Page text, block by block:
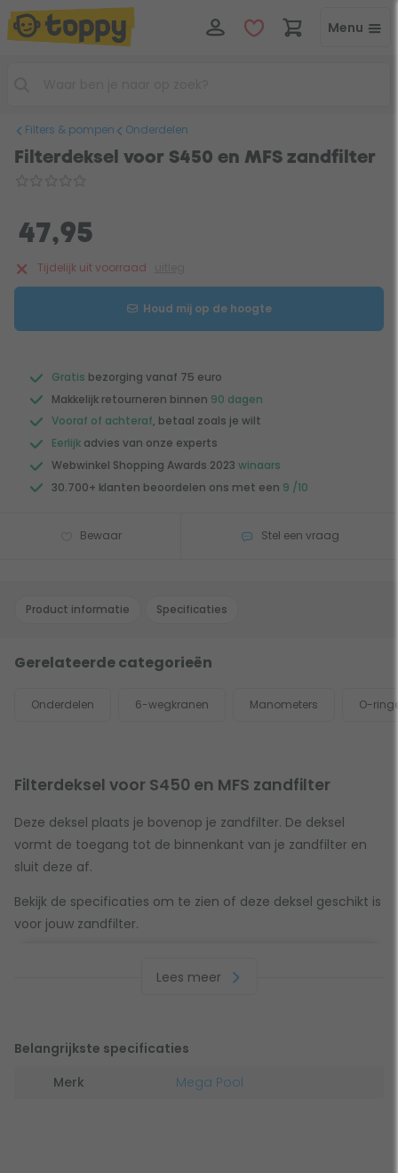
Menu
Filters & pompen Onderdelen
Filterdeksel voor S450 en MFS zandfilter
47,95
Tijdelijk uit voorraad
Houd mij op de hoogte
Gratis bezorging vanaf 75 euro
Makkelijk retourneren binnen 90 dagen
Vooraf of achteraf, betaal zoals je wilt
Eerlijk advies van onze experts
Webwinkel Shopping Awards 2023 winaars
30.700+ klanten beoordelen ons met een 9 /10
Bewaar Stel een vraag
Product informatie Specificaties
Gerelateerde categorieën
Onderdelen 6-wegkranen Manometers O-
Filterdeksel voor S450 en MFS zandfilter
Deze deksel plaats je bovenop je zandfilter. De deksel
vormt de toegang tot de binnenkant van je zandfilter en
sluit deze af.
Bekijk de specificaties om te zien of deze deksel geschikt is
voor jouw zandfilter.
benodigd om hem erop vast te kunnen draaien. Deze
Het aanbod klemringen vind je in de categorie klemringen,
Lees meer
Belangrijkste specificaties
Merk
Mega Pool